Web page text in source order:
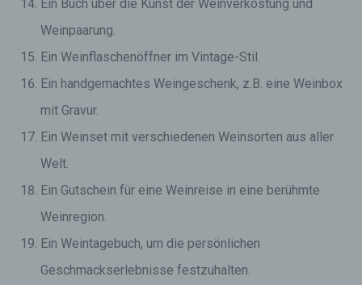
Ein Buch über die Kunst der Weinverkostung und
Weinpaarung.
Ein Weinflaschenöffner im Vintage-Stil.
Ein handgemachtes Weingeschenk, z.B. eine Weinbox
mit Gravur.
Ein Weinset mit verschiedenen Weinsorten aus aller
Welt.
Ein Gutschein für eine Weinreise in eine berühmte
Weinregion.
Ein Weintagebuch, um die persönlichen
Geschmackserlebnisse festzuhalten.